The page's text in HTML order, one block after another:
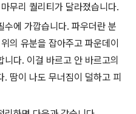
무리 퀄리티가 달라졌습니다.
수에 가깝습니다. 파우더란 분
의 유분을 잡아주고 파운데이
다. 이걸 바르고 안 바르고의
땀이 나도 무너짐이 덜하고 피